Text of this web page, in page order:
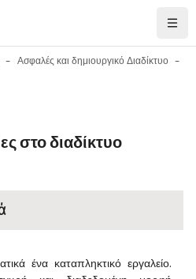
Ασφαλές και δημιουργικό Διαδίκτυο
στο διαδίκτυο
ένα καταπληκτικό εργαλείο.